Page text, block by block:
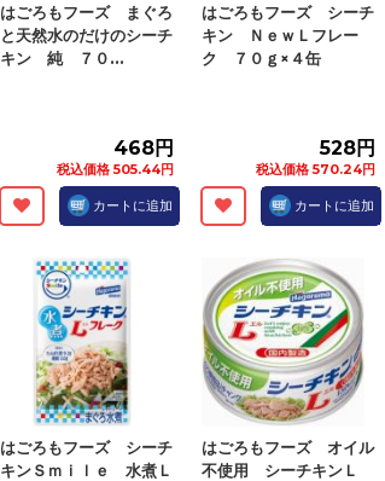
はごろもフーズ まぐろ
と天然水のだけのシーチ
キン 純 ７０...
468円
税込価格 505.44円
カートに追加
はごろもフーズ シーチ
キン ＮｅｗＬフレー
ク ７０ｇ×４缶
528円
税込価格 570.24円
カートに追加
はごろもフーズ シーチ
キンＳｍｉｌｅ 水煮Ｌ
はごろもフーズ オイル
不使用 シーチキンＬ